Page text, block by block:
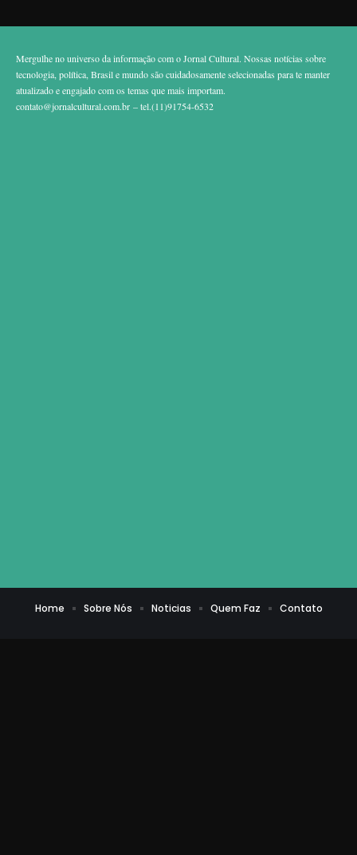
Mergulhe no universo da informação com o Jornal Cultural. Nossas notícias sobre
tecnologia, política, Brasil e mundo são cuidadosamente selecionadas para te manter
atualizado e engajado com os temas que mais importam.
contato@jornalcultural.com.br – tel.(11)91754-6532
Home Sobre Nós Noticias Quem Faz Contato